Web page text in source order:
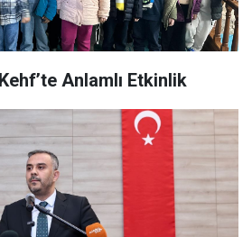
Anlamlı Etkinlik